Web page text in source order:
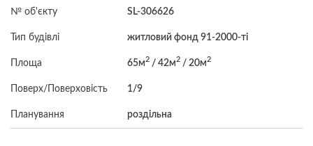
№ об'єкту SL-306626
Тип будівлі житловий фонд 91-2000-ті
Площа 65м2 / 42м2 / 20м2
Поверх/Поверховість 1/9
Планування роздільна